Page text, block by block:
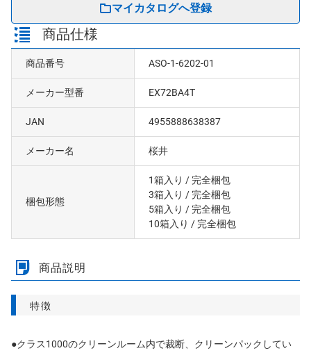
マイカタログへ登録
商品仕様
商品番号 ASO-1-6202-01
メーカー型番 EX72BA4T
JAN 4955888638387
メーカー名 桜井
梱包形態
1箱入り / 完全梱包
3箱入り / 完全梱包
5箱入り / 完全梱包
10箱入り / 完全梱包
商品説明
特徴
●クラス1000のクリーンルーム内で裁断、クリーンパックしてい